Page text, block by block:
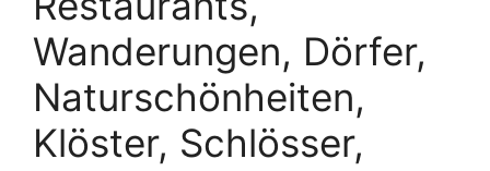
Wanderungen, Dörfer,
Naturschönheiten,
Klöster, Schlösser,